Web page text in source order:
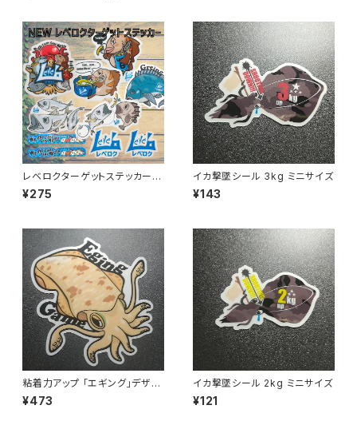
レベロクターゲットステッカー
各デザイン
¥275
イカ撃墜シール 3kg ミニサイズ
¥143
粘着力アップ ｢エギング｣デザイ
ン レベロクターゲットステッカ
ー
¥473
イカ撃墜シール 2kg ミニサイズ
¥121